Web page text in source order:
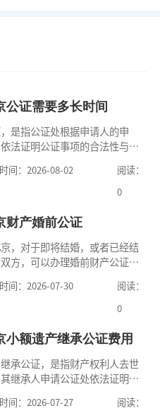
公证需要多长时间
是指公证处根据申请人的申
法证明公证事项的合法性与真
事项的效力，固定证据，但是
人不知道在北京办理公证需要多
理公证的时候除了需要按照公
公证需要什么材料,北京公证需
钱？北京公
间：2026-08-02
阅读：
0
财产婚前公证
，对于即将结婚，或者已经结
方，可以办理婚前财产公证，
以避免个人财产引发的纠纷，
，在北京办理婚前财产公证，除
公证咨询告诉大家，我们有必
财产公证机构？了解这些不仅
我们根
间：2026-07-30
阅读：
0
小额遗产继承公证费用
承公证，是指财产权利人去世
继承人申请公证处依法证明继
活动。通过公证，继承人可以
间：2026-07-27
阅读：